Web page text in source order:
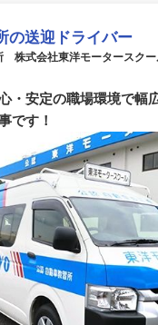
の送迎ドライバー
株式会社東洋モータースクー
・安定の職場環境で幅
です！